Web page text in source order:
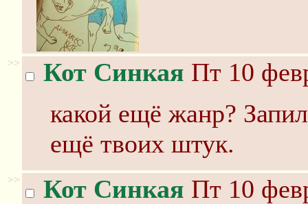
>> Кот Синкая Пт 10
какой ещё жанр?
ещё твоих штук.
>> Кот Синкая Пт 10